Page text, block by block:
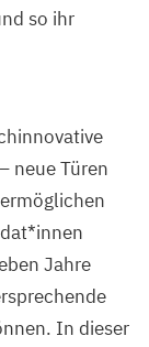
so ihr
neue Türen
Jahre
In dieser